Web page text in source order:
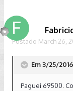
Postado March 26,
Em 3/25/
Paguei 69500.